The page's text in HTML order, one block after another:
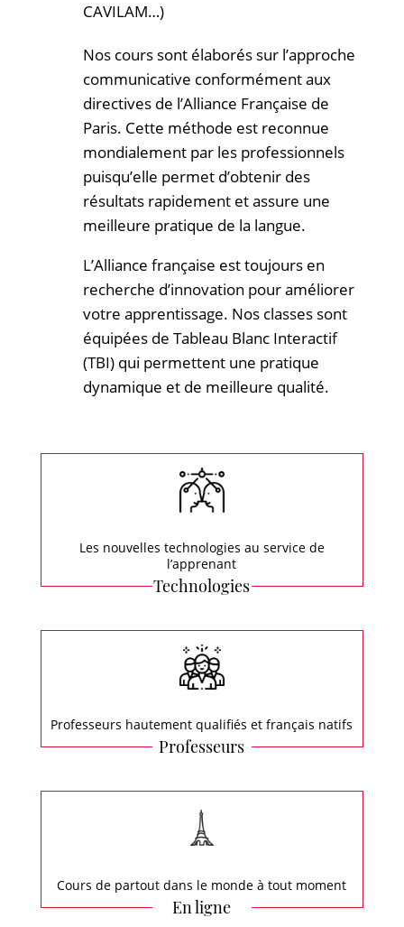
CAVILAM…)
Nos cours sont élaborés sur l’approche
communicative conformément aux
directives de l’Alliance Française de
Paris. Cette méthode est reconnue
mondialement par les professionnels
puisqu’elle permet d’obtenir des
résultats rapidement et assure une
meilleure pratique de la langue.
L’Alliance française est toujours en
recherche d’innovation pour améliorer
votre apprentissage. Nos classes sont
équipées de Tableau Blanc Interactif
(TBI) qui permettent une pratique
dynamique et de meilleure qualité.
Les nouvelles technologies au service de
l’apprenant
Technologies
Professeurs hautement qualifiés et français natifs
Professeurs
Cours de partout dans le monde à tout moment
En ligne